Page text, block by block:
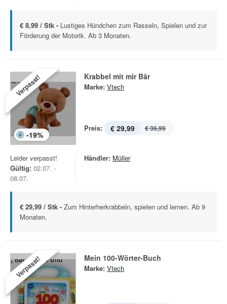
€ 8,99 / Stk - Lustiges Hündchen zum ­Rasseln, ­Spielen und zur
­Förderung der Motorik. Ab 3 Monaten.
Verpasst!
-19%
Krabbel mit mir Bär
Marke: Vtech
Preis: € 29,99 € 36,99
Leider verpasst!
Gültig: 02.07. -
08.07.
Händler: Müller
€ 29,99 / Stk - Zum Hinterherkrabbeln, spielen und lernen. Ab 9
Monaten.
Verpasst! Mein 100-Wörter-Buch
Marke: Vtech